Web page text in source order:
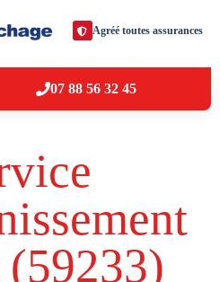
Agréé toutes assurances
07 88 56 32 45